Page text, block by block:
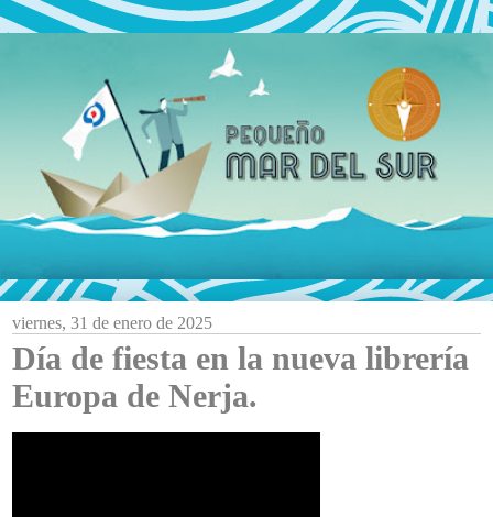
viernes, 31 de enero de 2025
Día de fiesta en la nueva librería
Europa de Nerja.